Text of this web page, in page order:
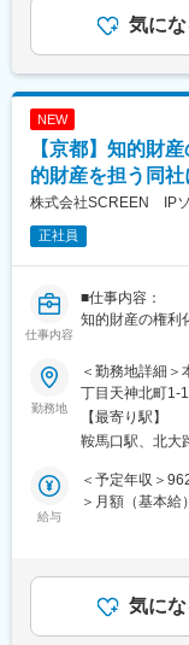
■https://
■https://
■https://
変更の範囲：会
・各種信頼性
・品質レポート
・量産立上げに
当社の技術は海
ています。
▼教育体制
大手半導体メ
す。
・ON
・日立
第一線で活躍
として一律
金額であり、
は固定手当を含
気に
NEW
【京都】知的財
的財産を担う同
株式会社SCREEN IP
正社員
仕事内容
■仕事内容：
知的財産の権利
・技術開発と
財産の権利化業
理、維持管理、
・特許権のラ
に対するの知財
・特許調査、知
・他者知財の
■リモートワー
月75時間を上
勤務地
＜勤務地詳細
丁目天神北町1-
煙対策：屋内
【最寄り駅】
鞍馬口駅、北大
給与
＜予定年収＞
＞月額（基本
与（一般職）<
金はあくまで
があります。月
気に